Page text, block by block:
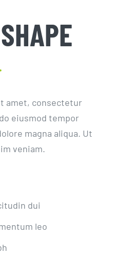
amet, consectetur
eiusmod tempor
magna aliqua. Ut
veniam.
dui
leo